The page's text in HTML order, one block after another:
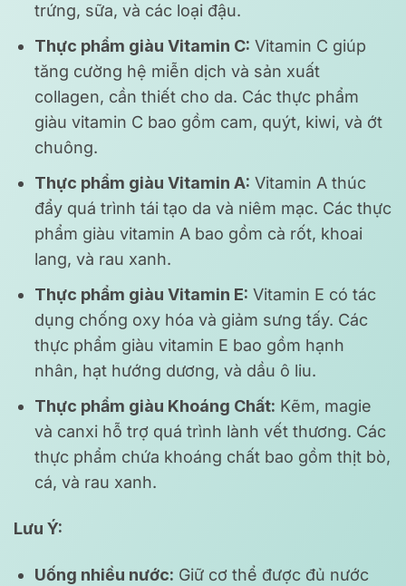
trứng, sữa, và các loại đậu.
Thực phẩm giàu Vitamin C: Vitamin C giúp
tăng cường hệ miễn dịch và sản xuất
collagen, cần thiết cho da. Các thực phẩm
giàu vitamin C bao gồm cam, quýt, kiwi, và ớt
chuông.
Thực phẩm giàu Vitamin A: Vitamin A thúc
đẩy quá trình tái tạo da và niêm mạc. Các thực
phẩm giàu vitamin A bao gồm cà rốt, khoai
lang, và rau xanh.
Thực phẩm giàu Vitamin E: Vitamin E có tác
dụng chống oxy hóa và giảm sưng tấy. Các
thực phẩm giàu vitamin E bao gồm hạnh
nhân, hạt hướng dương, và dầu ô liu.
Thực phẩm giàu Khoáng Chất: Kẽm, magie
và canxi hỗ trợ quá trình lành vết thương. Các
thực phẩm chứa khoáng chất bao gồm thịt bò,
cá, và rau xanh.
Lưu Ý:
Uống nhiều nước: Giữ cơ thể được đủ nước